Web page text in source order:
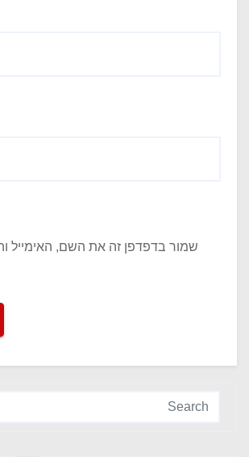
שמור בדפדפן זה את השם, האימייל